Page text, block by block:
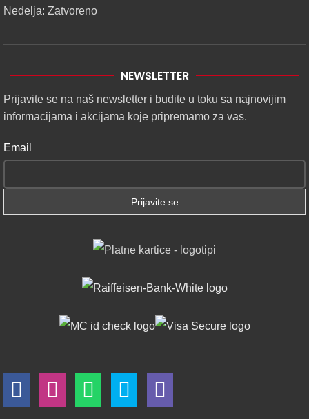
Nedelja: Zatvoreno
NEWSLETTER
Prijavite se na naš newsletter i budite u toku sa najnovijim
informacijama i akcijama koje pripremamo za vas.
Email